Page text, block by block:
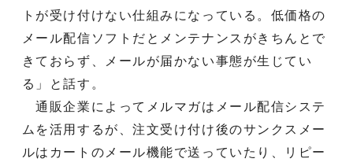
トが受け付けない仕組みになっている。低価格の
メール配信ソフトだとメンテナンスがきちんとで
きておらず、メールが届かない事態が生じてい
る」と話す。
通販企業によってメルマガはメール配信システ
ムを活用するが、注文受け付け後のサンクスメー
ルはカートのメール機能で送っていたり、リピー